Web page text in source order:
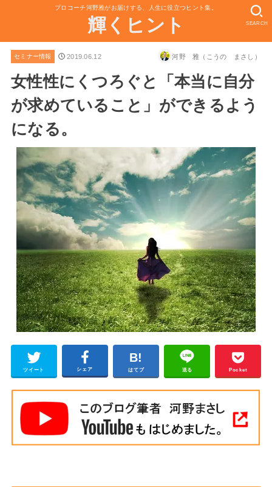
プロコーチ河野雅がお届けする、人生に役立つヒント集。
輝くヒント SEARCH
セミナー情報 2019.06.12 河野 雅（こうの まさし）
女性性にくつろぐと「本当に自分
が求めていること」ができるよう
になる。
ツイート シェア はてブ 送る Pocket